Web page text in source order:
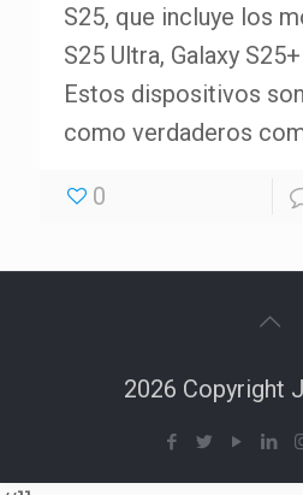
S25, que incluye los
S25 Ultra, Galaxy
Estos dispositivos
como verdaderos
0
2026 Copyright